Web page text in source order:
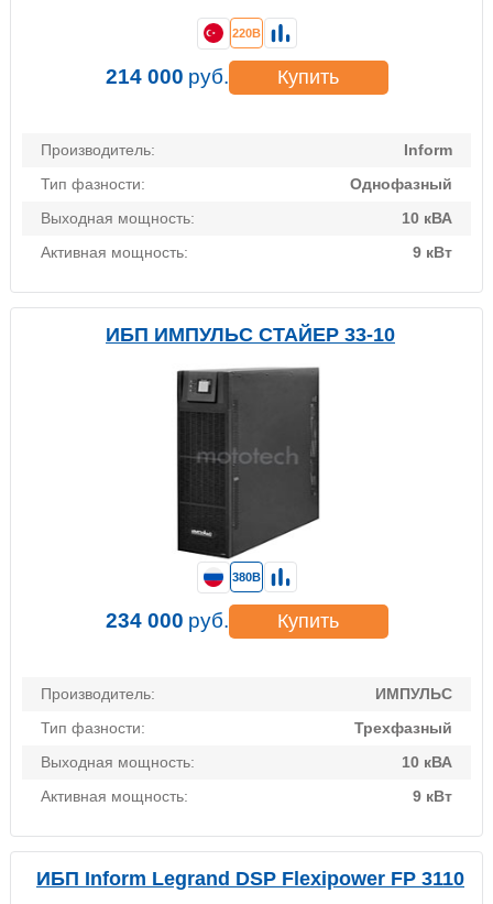
Производитель:
Inform
Тип фазности:
Однофазный
Выходная мощность:
10 кВА
Активная мощность:
9 кВт
220В
214 000 руб. Купить
ИБП ИМПУЛЬС СТАЙЕР 33-10
Производитель:
ИМПУЛЬС
Тип фазности:
Трехфазный
Выходная мощность:
10 кВА
Активная мощность:
9 кВт
380В
234 000 руб. Купить
ИБП Inform Legrand DSP Flexipower FP 3110